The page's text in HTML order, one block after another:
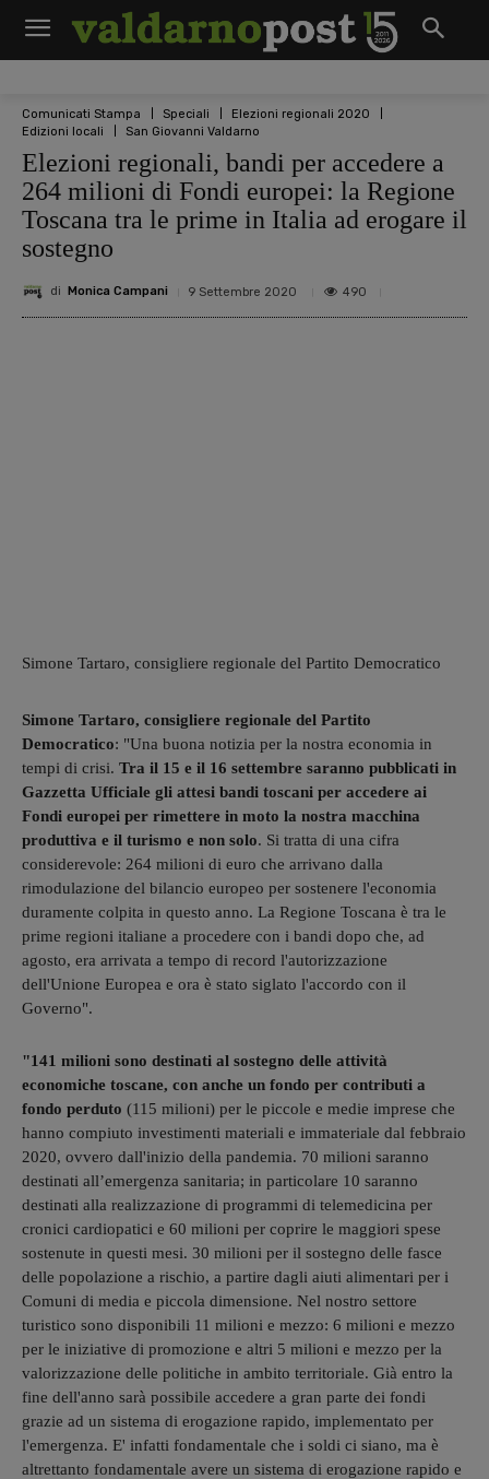
Comunicati Stampa Speciali
Elezioni regionali 2020
Edizioni locali
San Giovanni Valdarno
Elezioni regionali, bandi per accedere a
264 milioni di Fondi europei: la Regione
Toscana tra le prime in Italia ad erogare il
sostegno
di Monica Campani 9 Settembre 2020 490
Simone Tartaro, consigliere regionale del Partito Democratico
Simone Tartaro, consigliere regionale del Partito
Democratico: "Una buona notizia per la nostra economia in
tempi di crisi. Tra il 15 e il 16 settembre saranno pubblicati in
Gazzetta Ufficiale gli attesi bandi toscani per accedere ai
Fondi europei per rimettere in moto la nostra macchina
produttiva e il turismo e non solo. Si tratta di una cifra
considerevole: 264 milioni di euro che arrivano dalla
rimodulazione del bilancio europeo per sostenere l'economia
duramente colpita in questo anno. La Regione Toscana è tra le
prime regioni italiane a procedere con i bandi dopo che, ad
agosto, era arrivata a tempo di record l'autorizzazione
dell'Unione Europea e ora è stato siglato l'accordo con il
Governo".
"141 milioni sono destinati al sostegno delle attività
economiche toscane, con anche un fondo per contributi a
fondo perduto (115 milioni) per le piccole e medie imprese che
hanno compiuto investimenti materiali e immateriale dal febbraio
2020, ovvero dall'inizio della pandemia. 70 milioni saranno
destinati all’emergenza sanitaria; in particolare 10 saranno
destinati alla realizzazione di programmi di telemedicina per
cronici cardiopatici e 60 milioni per coprire le maggiori spese
sostenute in questi mesi. 30 milioni per il sostegno delle fasce
delle popolazione a rischio, a partire dagli aiuti alimentari per i
Comuni di media e piccola dimensione. Nel nostro settore
turistico sono disponibili 11 milioni e mezzo: 6 milioni e mezzo
per le iniziative di promozione e altri 5 milioni e mezzo per la
valorizzazione delle politiche in ambito territoriale. Già entro la
fine dell'anno sarà possibile accedere a gran parte dei fondi
grazie ad un sistema di erogazione rapido, implementato per
l'emergenza. E' infatti fondamentale che i soldi ci siano, ma è
altrettanto fondamentale avere un sistema di erogazione rapido e